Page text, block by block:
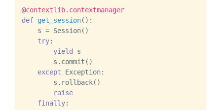
@contextlib.contextmanager
def get_session():
    s = Session()
try:
yield
s
        s.commit()
except Exception:
        s.rollback()
raise
finally: